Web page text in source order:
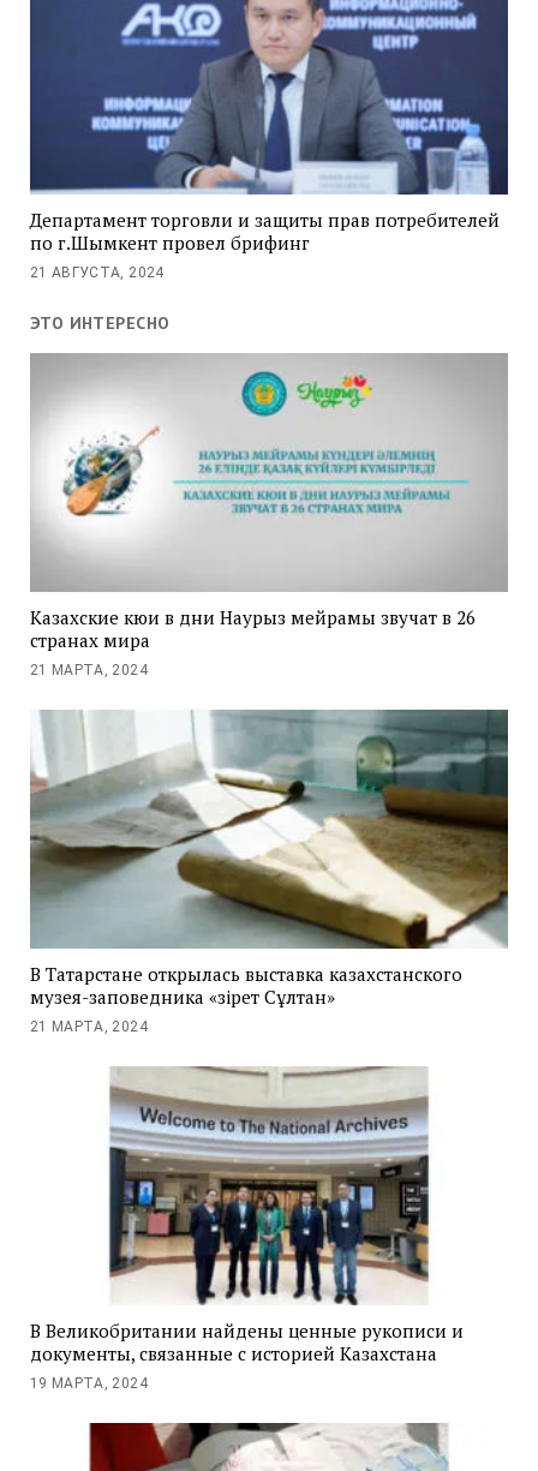
Департамент торговли и защиты прав потребителей
по г.Шымкент провел брифинг
21 АВГУСТА, 2024
ЭТО ИНТЕРЕСНО
Казахские кюи в дни Наурыз мейрамы звучат в 26
странах мира
21 МАРТА, 2024
В Татарстане открылась выставка казахстанского
музея-заповедника «Әзірет Сұлтан»
21 МАРТА, 2024
В Великобритании найдены ценные рукописи и
документы, связанные с историей Казахстана
19 МАРТА, 2024